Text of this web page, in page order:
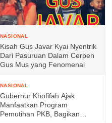
NASIONAL
Kisah Gus Javar Kyai Nyentrik
Dari Pasuruan Dalam Cerpen
Gus Mus yang Fenomenal
NASIONAL
Gubernur Khofifah Ajak
Manfaatkan Program
Pemutihan PKB, Bagikan